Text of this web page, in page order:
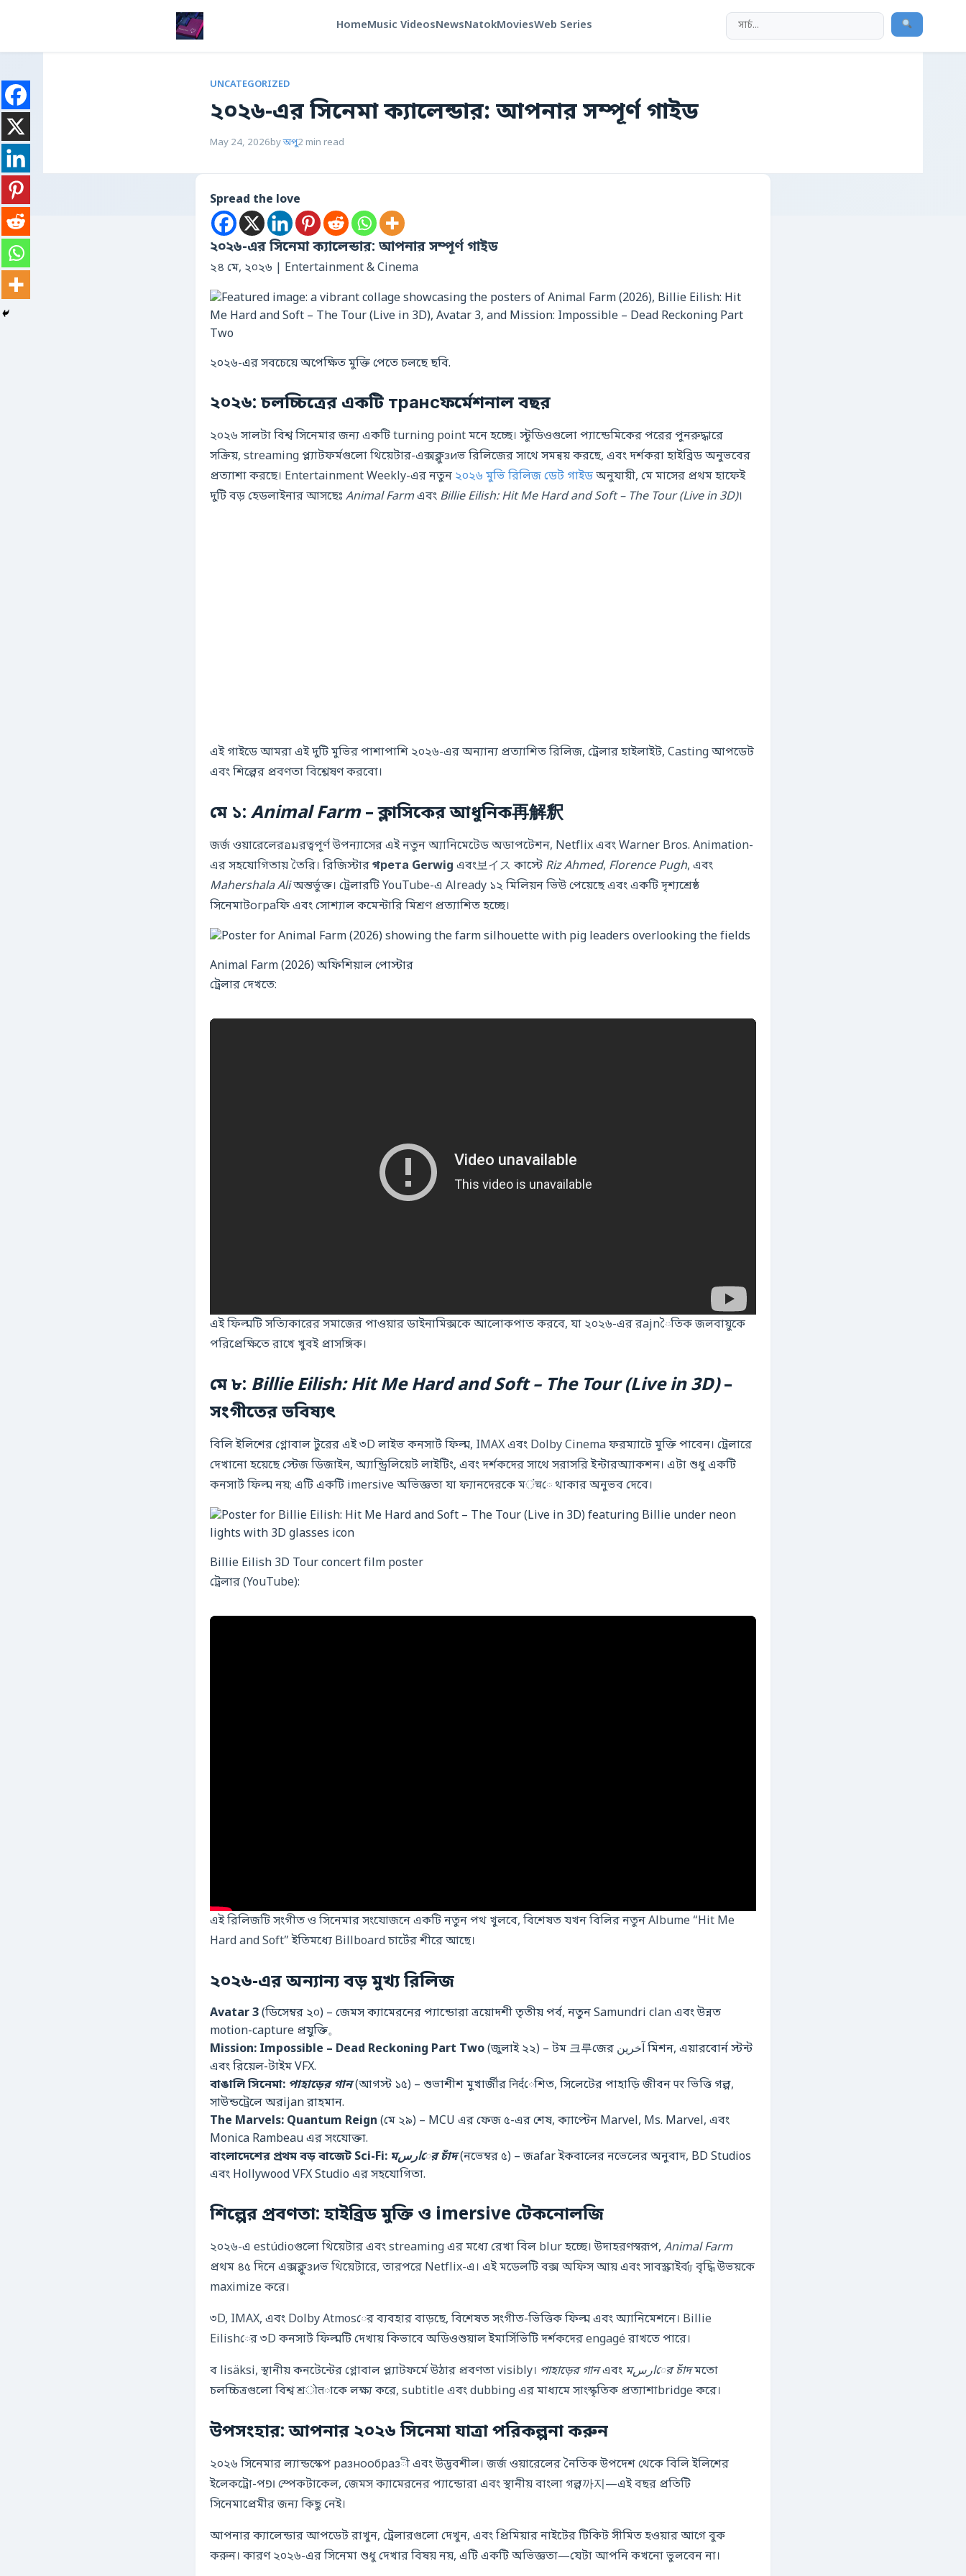
HomeMusic VideosNewsNatokMoviesWeb Series
UNCATEGORIZED
২০২৬-এর সিনেমা ক্যালেন্ডার: আপনার সম্পূর্ণ গাইড
May 24, 2026byঅপু2 min read
Spread the love
২০২৬-এর সিনেমা ক্যালেন্ডার: আপনার সম্পূর্ণ গাইড
২৪ মে, ২০২৬ | Entertainment & Cinema
২০২৬-এর সবচেয়ে অপেক্ষিত মুক্তি পেতে চলছে ছবি.
২০২৬: চলচ্চিত্রের একটি трансফর্মেশনাল বছর
২০২৬ সালটা বিশ্ব সিনেমার জন্য একটি turning point মনে হচ্ছে। স্টুডিওগুলো প্যান্ডেমিকের পরের পুনরুদ্ধারে
সক্রিয়, streaming প্ল্যাটফর্মগুলো থিয়েটার-এক্সক্লুзиভ রিলিজের সাথে সমন্বয় করছে, এবং দর্শকরা হাইব্রিড অনুভবের
প্রত্যাশা করছে। Entertainment Weekly-এর নতুন ২০২৬ মুভি রিলিজ ডেট গাইডঅনুযায়ী, মে মাসের প্রথম হাফেই
দুটি বড় হেডলাইনার আসছেঃ Animal Farmএবং Billie Eilish: Hit Me Hard and Soft – The Tour (Live in 3D)।
এই গাইডে আমরা এই দুটি মুভির পাশাপাশি ২০২৬-এর অন্যান্য প্রত্যাশিত রিলিজ, ট্রেলার হাইলাইট, Casting আপডেট
এবং শিল্পের প্রবণতা বিশ্লেষণ করবো।
মে ১: Animal Farm– ক্লাসিকের আধুনিক再解釈
জর্জ ওয়ারেলেরอมরত্বপূর্ণ উপন্যাসের এই নতুন অ্যানিমেটেড অডাপটেশন, Netflix এবং Warner Bros. Animation-
এর সহযোগিতায় তৈরি। রিজিস্টারগрета Gerwig এবং보イス কাস্টে Riz Ahmed, Florence Pugh, এবং
Mahershala Aliঅন্তর্ভুক্ত। ট্রেলারটি YouTube-এ Already ১২ মিলিয়ন ভিউ পেয়েছে এবং একটি দৃশ্যশ্রেষ্ঠ
সিনেমাটограফি এবং সোশ্যাল কমেন্টারি মিশ্রণ প্রত্যাশিত হচ্ছে।
Animal Farm (2026) অফিশিয়াল পোস্টার
ট্রেলার দেখতে:
এই ফিল্মটি সত্যিকারের সমাজের পাওয়ার ডাইনামিক্সকে আলোকপাত করবে, যা ২০২৬-এর রajnৈতিক জলবায়ুকে
পরিপ্রেক্ষিতে রাখে খুবই প্রাসঙ্গিক।
মে ৮: Billie Eilish: Hit Me Hard and Soft – The Tour (Live in 3D)–
সংগীতের ভবিষ্যৎ
বিলি ইলিশের গ্লোবাল টুরের এই ৩D লাইভ কনসার্ট ফিল্ম, IMAX এবং Dolby Cinema ফরম্যাটে মুক্তি পাবেন। ট্রেলারে
দেখানো হয়েছে স্টেজ ডিজাইন, অ্যান্ড্রিলিয়েট লাইটিং, এবং দর্শকদের সাথে সরাসরি ইন্টারঅ্যাকশন। এটা শুধু একটি
কনসার্ট ফিল্ম নয়; এটি একটি imersive অভিজ্ঞতা যা ফ্যানদেরকে মंचে থাকার অনুভব দেবে।
Billie Eilish 3D Tour concert film poster
ট্রেলার (YouTube):
এই রিলিজটি সংগীত ও সিনেমার সংযোজনে একটি নতুন পথ খুলবে, বিশেষত যখন বিলির নতুন Albume “Hit Me
Hard and Soft” ইতিমধ্যে Billboard চার্টের শীরে আছে।
২০২৬-এর অন্যান্য বড় মুখ্য রিলিজ
Avatar 3(ডিসেম্বর ২০) – জেমস ক্যামেরনের প্যান্ডোরা ত্রয়োদশী তৃতীয় পর্ব, নতুন Samundri clan এবং উন্নত
motion-capture প্রযুক্তি。
Mission: Impossible – Dead Reckoning Part Two(জুলাই ২২) – টম 크루জের آخرین মিশন, এয়ারবোর্ন স্টন্ট
এবং রিয়েল-টাইম VFX.
বাঙালি সিনেমা: পাহাড়ের গান(আগস্ট ১৫) – শুভাশীশ মুখার্জীর निर्दেশিত, সিলেটের পাহাড়ি জীবন पर ভিত্তি গল্প,
সাউন্ডট্রেলে অরijan রাহমান.
The Marvels: Quantum Reign (মে ২৯) – MCU এর ফেজ ৫-এর শেষ, ক্যাপ্টেন Marvel, Ms. Marvel, এবং
Monica Rambeau এর সংযোক্তা.
বাংলাদেশের প্রথম বড় বাজেট Sci-Fi:
মارسের চাঁদ(নভেম্বর ৫) – জafar ইকবালের নভেলের অনুবাদ, BD Studios
এবং Hollywood VFX Studio এর সহযোগিতা.
শিল্পের প্রবণতা: হাইব্রিড মুক্তি ও imersive টেকনোলজি
২০২৬-এ estúdioগুলো থিয়েটার এবং streaming এর মধ্যে রেখা বিল blur হচ্ছে। উদাহরণস্বরূপ, Animal Farm
প্রথম ৪৫ দিনে এক্সক্লুзиভ থিয়েটারে, তারপরে Netflix-এ। এই মডেলটি বক্স অফিস আয় এবং সাবস্ক্রাইবர் বৃদ্ধি উভয়কে
maximize করে।
৩D, IMAX, এবং Dolby Atmosের ব্যবহার বাড়ছে, বিশেষত সংগীত-ভিত্তিক ফিল্ম এবং অ্যানিমেশনে। Billie
Eilishের ৩D কনসার্ট ফিল্মটি দেখায় কিভাবে অডিওশুয়াল ইমার্সিভিটি দর্শকদের engagé রাখতে পারে।
ব lisäksi, স্থানীয় কনটেন্টের গ্লোবাল প্ল্যাটফর্মে উঠার প্রবণতা visibly। পাহাড়ের গানএবং মارسের চাঁদমতো
চলচ্চিত্রগুলো বিশ্ব শ্রोतাকে লক্ষ্য করে, subtitle এবং dubbing এর মাধ্যমে সাংস্কৃতিক প্রত্যাশাbridge করে।
উপসংহার: আপনার ২০২৬ সিনেমা যাত্রা পরিকল্পনা করুন
২০২৬ সিনেমার ল্যান্ডস্কেপ разнообразী এবং উদ্ভবশীল। জর্জ ওয়ারেলের নৈতিক উপদেশ থেকে বিলি ইলিশের
ইলেকট্রো-পופ স্পেকটাকেল, জেমস ক্যামেরনের প্যান্ডোরা এবং স্থানীয় বাংলা গল্প까지—এই বছর প্রতিটি
সিনেমাপ্রেমীর জন্য কিছু নেই।
আপনার ক্যালেন্ডার আপডেট রাখুন, ট্রেলারগুলো দেখুন, এবং প্রিমিয়ার নাইটের টিকিট সীমিত হওয়ার আগে বুক
করুন। কারণ ২০২৬-এর সিনেমা শুধু দেখার বিষয় নয়, এটি একটি অভিজ্ঞতা—যেটা আপনি কখনো ভুলবেন না।